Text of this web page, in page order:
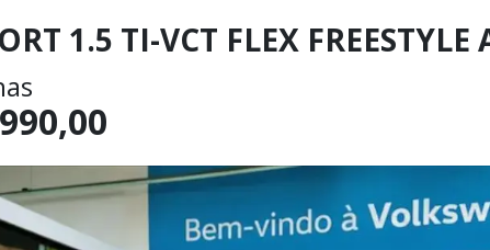
1.5 TI-VCT FLEX